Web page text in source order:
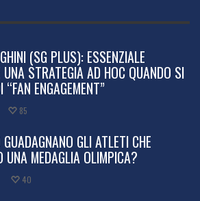
(SG PLUS): ESSENZIALE
UNA STRATEGIA AD HOC QUANDO SI
“FAN ENGAGEMENT”
85
GLI ATLETI CHE
UNA MEDAGLIA OLIMPICA?
40